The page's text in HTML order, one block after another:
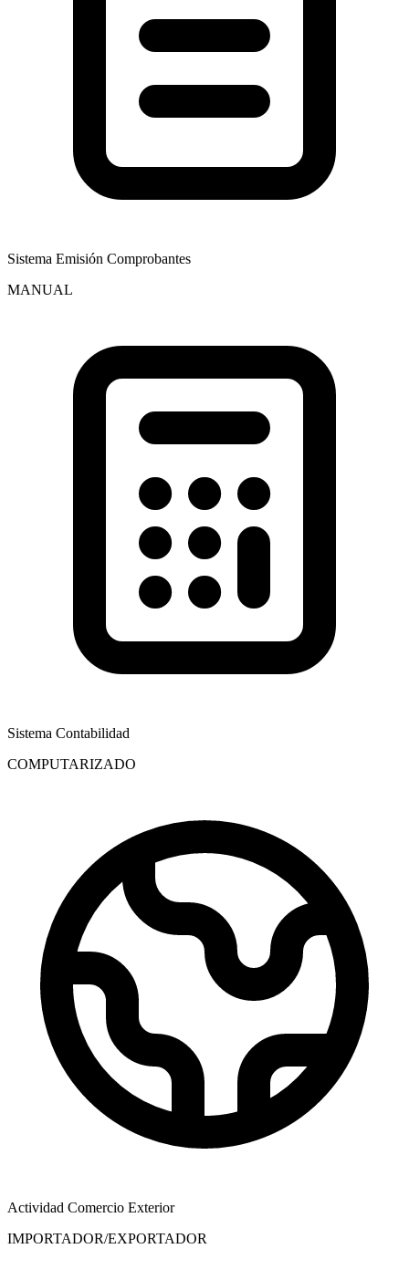
Sistema Emisión Comprobantes
MANUAL
Sistema Contabilidad
COMPUTARIZADO
Actividad Comercio Exterior
IMPORTADOR/EXPORTADOR